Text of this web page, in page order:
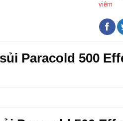
viêm
Paracold 500